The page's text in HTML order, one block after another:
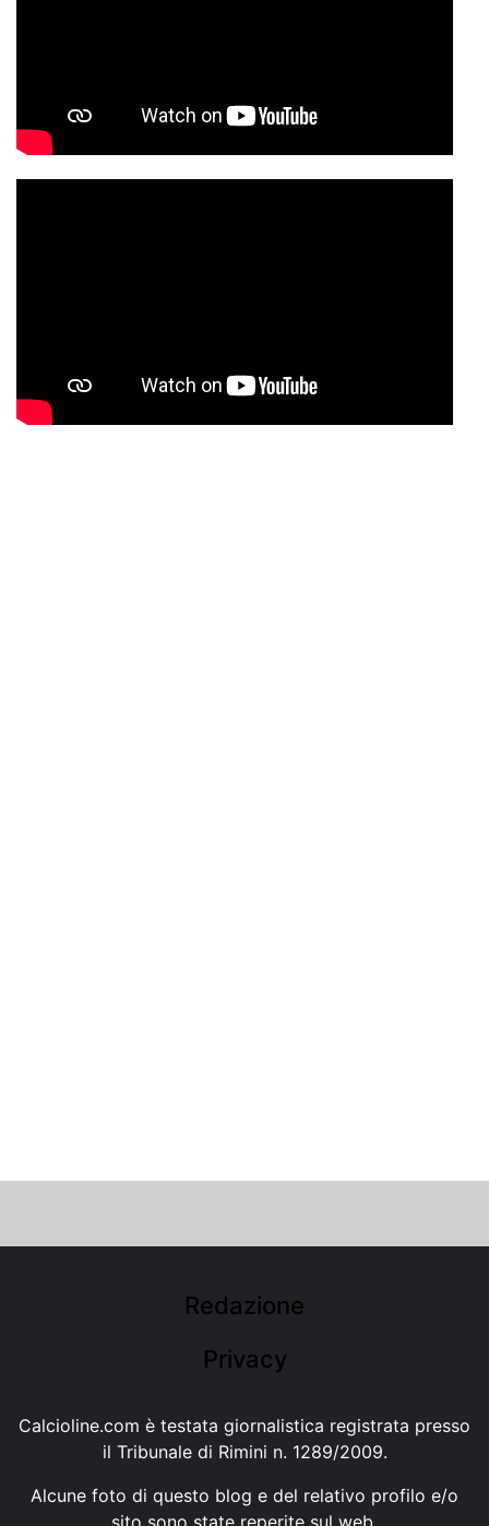
Redazione
Privacy
Calcioline.com è testata giornalistica registrata presso
il Tribunale di Rimini n. 1289/2009.
Alcune foto di questo blog e del relativo profilo e/o